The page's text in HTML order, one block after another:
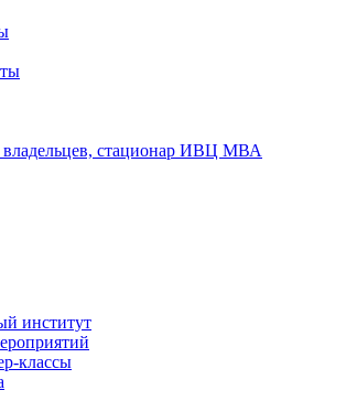
владельцев, стационар ИВЦ МВА
институт
классы